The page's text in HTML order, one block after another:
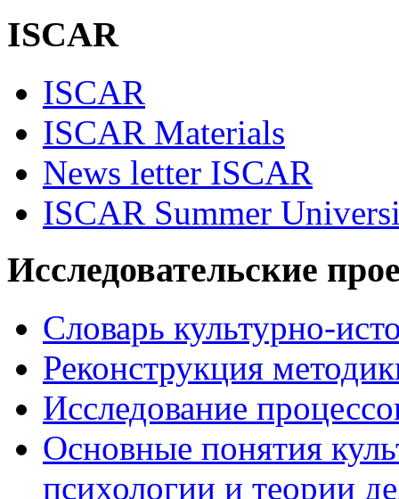
ISCAR
ISCAR
ISCAR Materials
News letter ISCAR
ISCAR Summer
Исследовательские
Словарь культурно-
Реконструкция
Исследование
Основные понятия
психологии и теории